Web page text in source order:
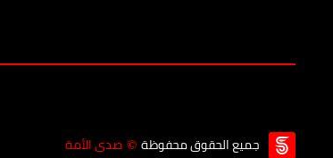
جميع الحقوق محفوظة © صدى الأمة